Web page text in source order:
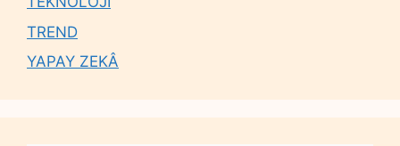
TREND
YAPAY ZEKÂ